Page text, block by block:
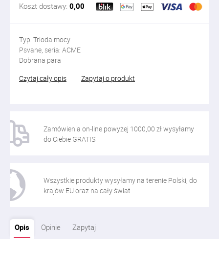
Koszt dostawy: 0,00
Typ: Trioda mocy
Psvane, seria: ACME
Dobrana para
Czytaj cały opis
Zapytaj o produkt
Zamówienia on-line powyżej 1000,00 zł wysyłamy
do Ciebie GRATIS
Wszystkie produkty wysyłamy na terenie Polski, do
krajów EU oraz na cały świat
Opis Opinie Zapytaj